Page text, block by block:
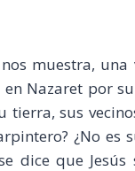
muestra, una
en Nazaret por
tierra, sus
¿No es
dice que Jesús